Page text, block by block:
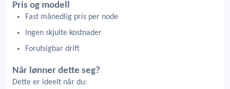
Pris og modell
Fast månedlig pris per node
Ingen skjulte kostnader
Forutsigbar drift
Når lønner dette seg?
Dette er ideelt når du: